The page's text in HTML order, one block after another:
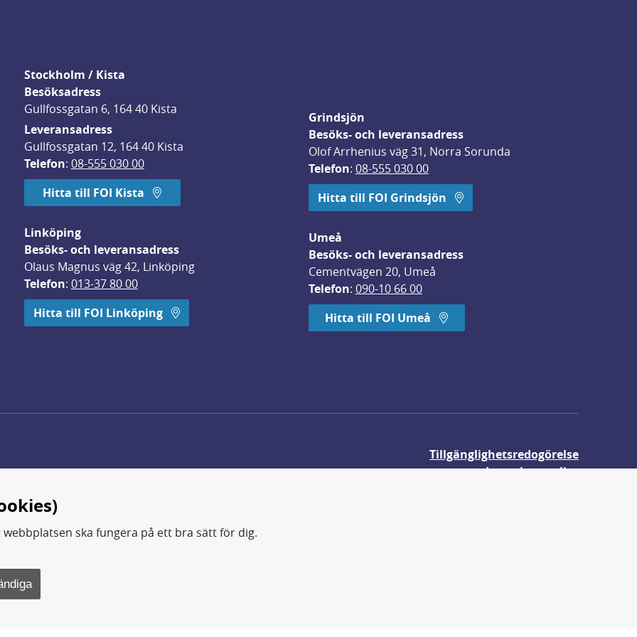
i nytt fönster.
Stockholm / Kista
Besöksadress
Gullfossgatan 6, 164 40 Kista
Leveransadress
Gullfossgatan 12, 164 40 Kista
Telefon: 08-555 030 00
Hitta till FOI Kista
Linköping
Besöks- och leveransadress
Olaus Magnus väg 42, Linköping
Telefon: 013-37 80 00
Hitta till FOI Linköping
Grindsjön
Besöks- och leveransadress
Olof Arrhenius väg 31, Norra Sorunda
Telefon: 08-555 030 00
Hitta till FOI Grindsjön
Umeå
Besöks- och leveransadress
Cementvägen 20, Umeå
Telefon: 090-10 66 00
Hitta till FOI Umeå
Tillgänglighetsredogörelse
Integritetspolicy
metod- och teknikutveckling samt analyser och studier.
webbplatsen ska fungera på ett bra sätt för dig.